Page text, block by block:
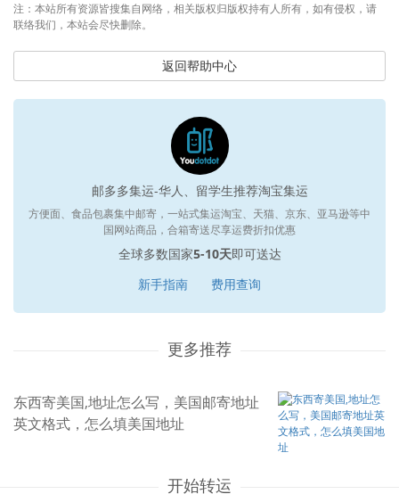
注：本站所有资源皆搜集自网络，相关版权归版权持有人所有，如有侵权，请
联络我们，本站会尽快删除。
返回帮助中心
邮多多集运-华人、留学生推荐淘宝集运
方便面、食品包裹集中邮寄，一站式集运淘宝、天猫、京东、亚马逊等中
国网站商品，合箱寄送尽享运费折扣优惠
全球多数国家5-10天即可送达
新手指南
费用查询
更多推荐
东西寄美国,地址怎么写，美国邮寄地址
英文格式，怎么填美国地址
开始转运